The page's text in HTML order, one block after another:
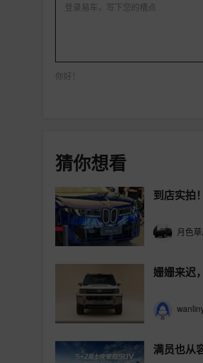
登录易车，写下您的槽点
你好！
猜你想看
到店实拍
月色
姗姗来迟
满员也从